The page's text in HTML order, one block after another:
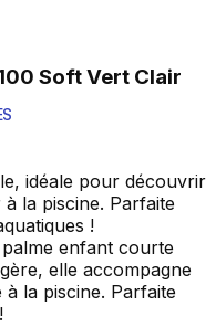
Soft Vert Clair
idéale pour découvrir
la piscine. Parfaite
!
enfant courte
elle accompagne
la piscine. Parfaite